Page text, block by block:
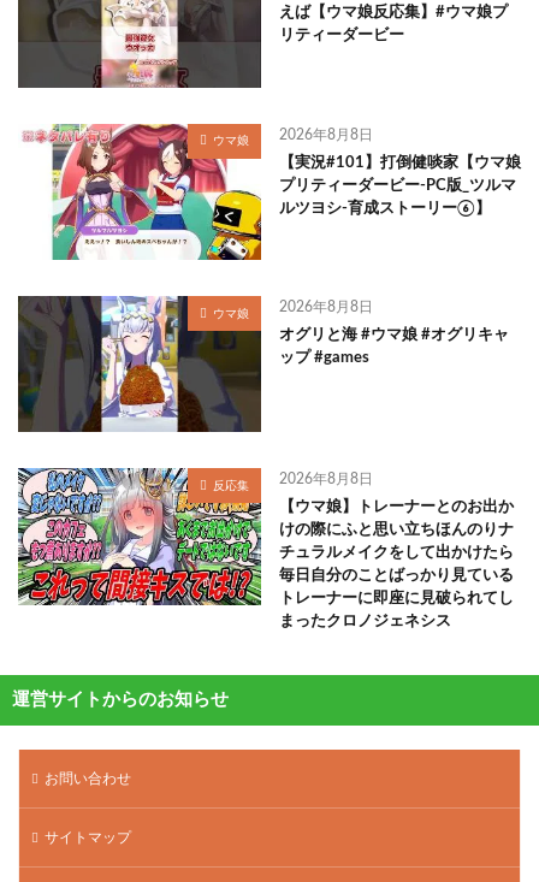
えば【ウマ娘反応集】#ウマ娘プ
リティーダービー
ウマ娘 2026年8月8日
【実況#101】打倒健啖家【ウマ娘
プリティーダービー-PC版_ツルマ
ルツヨシ-育成ストーリー⑥】
ウマ娘 2026年8月8日
オグリと海 #ウマ娘 #オグリキャ
ップ #games
反応集 2026年8月8日
【ウマ娘】トレーナーとのお出か
けの際にふと思い立ちほんのりナ
チュラルメイクをして出かけたら
毎日自分のことばっかり見ている
トレーナーに即座に見破られてし
まったクロノジェネシス
運営サイトからのお知らせ
お問い合わせ
サイトマップ